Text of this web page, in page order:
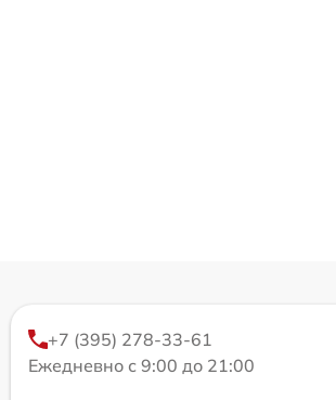
+7 (395) 278-33-61
Ежедневно с 9:00 до 21:00